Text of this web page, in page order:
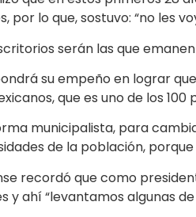
lo que, sostuvo: “no les
serán las que emanen
su empeño en lograr
que es uno de los
municipalista, para
de la población,
recordó que como
ahí “levantamos algunas